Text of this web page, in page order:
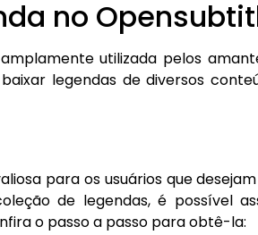
no
utilizada pelos
legendas de diversos
para os usuários que
de legendas, é possível
o passo a passo para obtê-la: